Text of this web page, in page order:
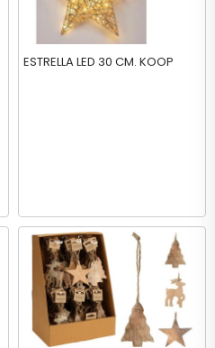
ESTRELLA LED 30 CM. KOOP